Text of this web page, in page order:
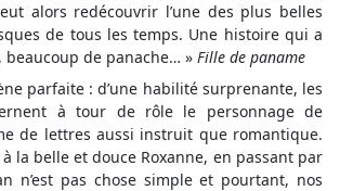
alors redécouvrir l’une des plus belles
de tous les temps. Une histoire qui a
de panache… » Fille de paname
parfaite : d’une habilité surprenante, les
à tour de rôle le personnage de
de lettres aussi instruit que romantique.
à la belle et douce Roxanne, en passant par
n’est pas chose simple et pourtant, nos